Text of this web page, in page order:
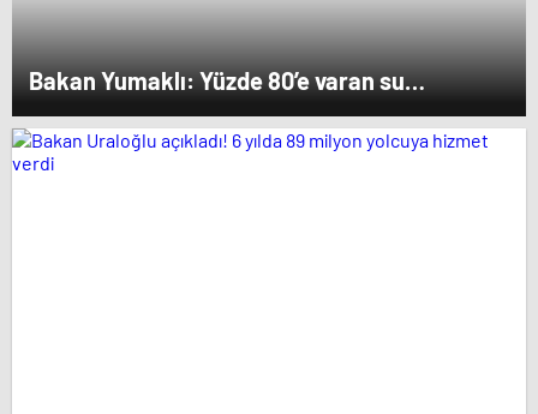
Bakan Yumaklı: Yüzde 80’e varan su
verimliliği sağlayabiliriz